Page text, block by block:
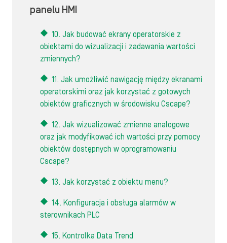
panelu HMI
10. Jak budować ekrany operatorskie z
obiektami do wizualizacji i zadawania wartości
zmiennych?
11. Jak umożliwić nawigację między ekranami
operatorskimi oraz jak korzystać z gotowych
obiektów graficznych w środowisku Cscape?
12. Jak wizualizować zmienne analogowe
oraz jak modyfikować ich wartości przy pomocy
obiektów dostępnych w oprogramowaniu
Cscape?
13. Jak korzystać z obiektu menu?
14. Konfiguracja i obsługa alarmów w
sterownikach PLC
15. Kontrolka Data Trend